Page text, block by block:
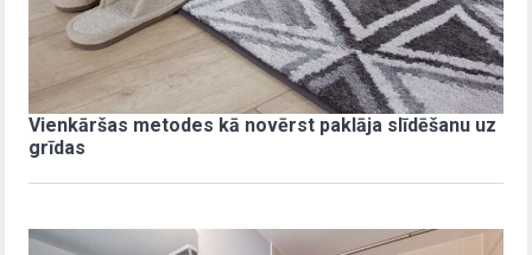
Vienkāršas metodes kā novērst paklāja slīdēšanu uz
grīdas